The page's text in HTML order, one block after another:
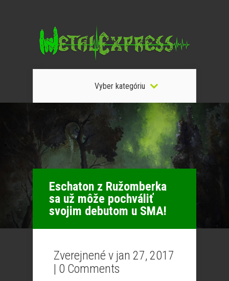
Vyber kategóriu
Eschaton z Ružomberka
sa už môže pochváliť
svojim debutom u SMA!
Zverejnené v jan 27, 2017
| 0 Comments